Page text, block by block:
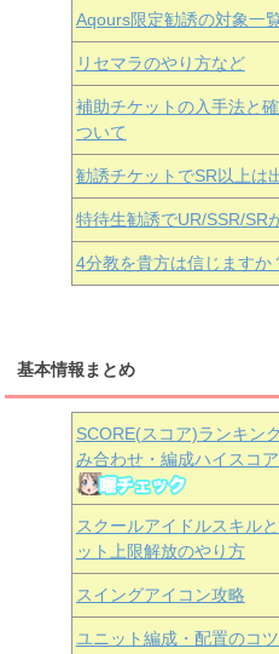
Aqours限定勧誘の対象一
リセマラのやり方など
補助チケットの入手法と
ついて
勧誘チケットでSR以上は
特待生勧誘でUR/SSR/SR
4分教を貴方は信じますか
基本情報まとめ
SCORE(スコア)ランキン
み合わせ・編成ハイスコ
スクールアイドルスキル
ット上限解放のやり方
スイングアイコン攻略
ユニット編成・配置のコ